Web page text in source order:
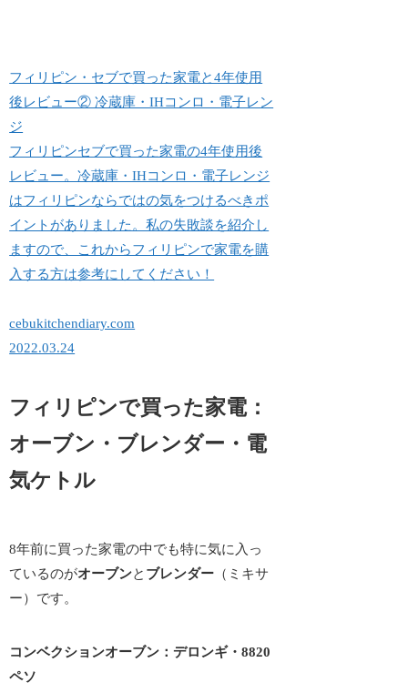
フィリピン・セブで買った家電と4年使用
後レビュー② 冷蔵庫・IHコンロ・電子レン
ジ
フィリピンセブで買った家電の4年使用後
レビュー。冷蔵庫・IHコンロ・電子レンジ
はフィリピンならではの気をつけるべきポ
イントがありました。私の失敗談を紹介し
ますので、これからフィリピンで家電を購
入する方は参考にしてください！
cebukitchendiary.com
2022.03.24
フィリピンで買った家電：
オーブン・ブレンダー・電
気ケトル
8年前に買った家電の中でも特に気に入っ
ているのがオーブンと ブレンダー （ミキサ
ー）です。
コンベクションオーブン：デロンギ・8820
ペソ